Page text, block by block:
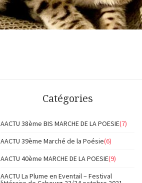
Catégories
AACTU 38ème BIS MARCHE DE LA POESIE(7)
AACTU 39ème Marché de la Poésie(6)
AACTU 40ème MARCHE DE LA POESIE(9)
AACTU La Plume en Eventail – Festival